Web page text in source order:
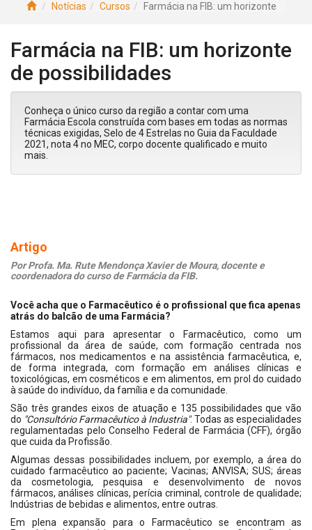
Notícias Cursos Farmácia na FIB: um horizonte
Farmácia na FIB: um horizonte
de possibilidades
Conheça o único curso da região a contar com uma
Farmácia Escola construída com bases em todas as normas
técnicas exigidas, Selo de 4 Estrelas no Guia da Faculdade
2021, nota 4 no MEC, corpo docente qualificado e muito
mais.
Artigo
Por Profa. Ma. Rute Mendonça Xavier de Moura, docente e
coordenadora do curso de Farmácia da FIB.
Você acha que o Farmacêutico é o profissional que fica apenas
atrás do balcão de uma Farmácia?
Estamos aqui para apresentar o Farmacêutico, como um
profissional da área de saúde, com formação centrada nos
fármacos, nos medicamentos e na assistência farmacêutica, e,
de forma integrada, com formação em análises clínicas e
toxicológicas, em cosméticos e em alimentos, em prol do cuidado
à saúde do indivíduo, da família e da comunidade.
São três grandes eixos de atuação e 135 possibilidades que vão
do "Consultório Farmacêutico à Industria". Todas as especialidades
regulamentadas pelo Conselho Federal de Farmácia (CFF), órgão
que cuida da Profissão.
Algumas dessas possibilidades incluem, por exemplo, a área do
cuidado farmacêutico ao paciente; Vacinas; ANVISA; SUS; áreas
da cosmetologia, pesquisa e desenvolvimento de novos
fármacos, análises clínicas, perícia criminal, controle de qualidade;
Indústrias de bebidas e alimentos, entre outras.
Em plena expansão para o Farmacêutico se encontram as